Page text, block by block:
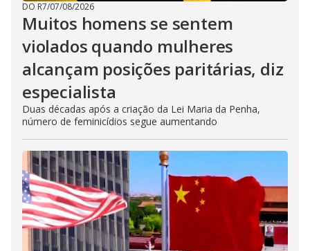
DO R7/07/08/2026
Muitos homens se sentem
violados quando mulheres
alcançam posições paritárias, diz
especialista
Duas décadas após a criação da Lei Maria da Penha,
número de feminicídios segue aumentando